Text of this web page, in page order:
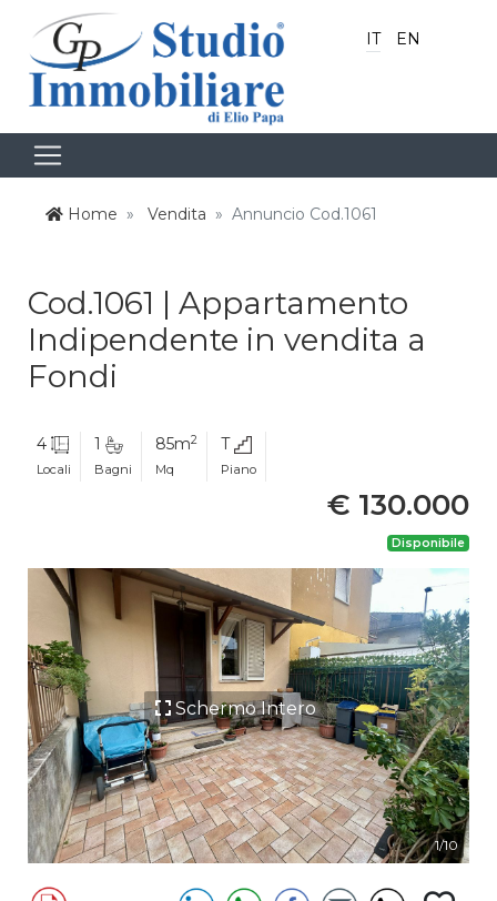
IT EN
Home Vendita Annuncio Cod.1061
Cod.1061 | Appartamento
Indipendente in vendita a
Fondi
4
Locali
1
Bagni
85m2
Mq
T
Piano
€ 130.000
Disponibile
Schermo Intero
1/10
Previous Next